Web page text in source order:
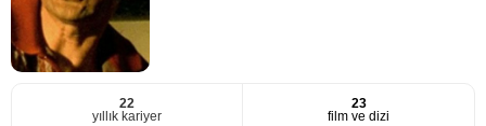
22
yıllık kariyer
23
film ve dizi